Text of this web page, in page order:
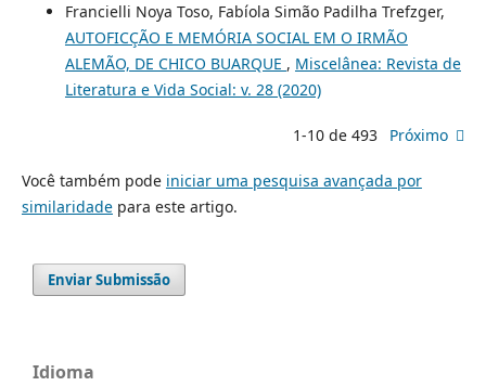
Francielli Noya Toso, Fabíola Simão Padilha Trefzger,
AUTOFICÇÃO E MEMÓRIA SOCIAL EM O IRMÃO
ALEMÃO, DE CHICO BUARQUE , Miscelânea: Revista de
Literatura e Vida Social: v. 28 (2020)
1-10 de 493 Próximo
Você também pode iniciar uma pesquisa avançada por
similaridadepara este artigo.
Enviar Submissão
Idioma